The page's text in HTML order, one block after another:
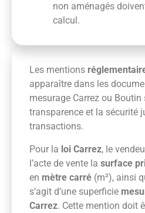
non aménagés
calcul.
Les mentions
apparaître dans les
mesurage Carrez ou
transparence et la sécurité
transactions.
Pour la loi Carrez, le
l’acte de vente la surface
en mètre carré (m²), ainsi
s’agit d’une superficie
Carrez. Cette mention doit